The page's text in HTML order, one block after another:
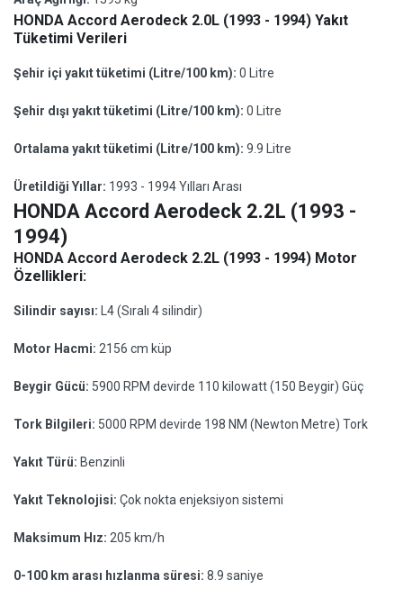
HONDA Accord Aerodeck 2.0L (1993 - 1994) Yakıt
Tüketimi Verileri
Şehir içi yakıt tüketimi (Litre/100 km): 0 Litre
Şehir dışı yakıt tüketimi (Litre/100 km): 0 Litre
Ortalama yakıt tüketimi (Litre/100 km): 9.9 Litre
Üretildiği Yıllar: 1993 - 1994 Yılları Arası
HONDA Accord Aerodeck 2.2L (1993 -
1994)
HONDA Accord Aerodeck 2.2L (1993 - 1994) Motor
Özellikleri:
Silindir sayısı: L4 (Sıralı 4 silindir)
Motor Hacmi: 2156 cm küp
Beygir Gücü: 5900 RPM devirde 110 kilowatt (150 Beygir) Güç
Tork Bilgileri: 5000 RPM devirde 198 NM (Newton Metre) Tork
Yakıt Türü: Benzinli
Yakıt Teknolojisi: Çok nokta enjeksiyon sistemi
Maksimum Hız: 205 km/h
0-100 km arası hızlanma süresi: 8.9 saniye